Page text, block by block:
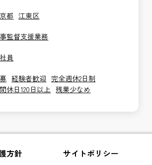
都 江東区
監督支援業務
員
経験者歓迎 完全週休2日制
休日120日以上 残業少なめ
方針 サイトポリシー